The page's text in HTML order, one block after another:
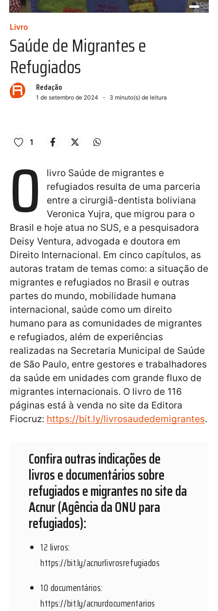
Livro
Saúde de Migrantes e
Refugiados
Redação
1 de setembro de 2024 3 minuto(s) de leitura
1
O
livro Saúde de migrantes e
refugiados resulta de uma parceria
entre a cirurgiã-dentista boliviana
Veronica Yujra, que migrou para o
Brasil e hoje atua no SUS, e a pesquisadora
Deisy Ventura, advogada e doutora em
Direito Internacional. Em cinco capítulos, as
autoras tratam de temas como: a situação de
migrantes e refugiados no Brasil e outras
partes do mundo, mobilidade humana
internacional, saúde como um direito
humano para as comunidades de migrantes
e refugiados, além de experiências
realizadas na Secretaria Municipal de Saúde
de São Paulo, entre gestores e trabalhadores
da saúde em unidades com grande fluxo de
migrantes internacionais. O livro de 116
páginas está à venda no site da Editora
Fiocruz: https://bit.ly/livrosaudedemigrantes.
Confira outras indicações de
livros e documentários sobre
refugiados e migrantes no site da
Acnur (Agência da ONU para
refugiados):
12 livros:
https://bit.ly/acnurlivrosrefugiados
10 documentários:
https://bit.ly/acnurdocumentarios